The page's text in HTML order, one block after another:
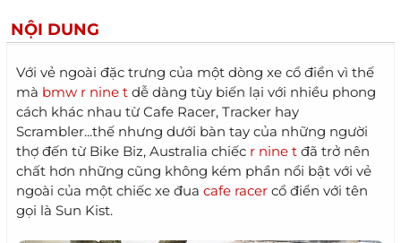
NỘI DUNG
Với vẻ ngoài đặc trưng của một dòng xe cổ điển vì thế
mà bmw r nine t dễ dàng tùy biến lại với nhiều phong
cách khác nhau từ Cafe Racer, Tracker hay
Scrambler...thế nhưng dưới bàn tay của những người
thợ đến từ Bike Biz, Australia chiếc r nine t đã trở nên
chất hơn những cũng không kém phần nổi bật với vẻ
ngoài của một chiếc xe đua cafe racer cổ điển với tên
gọi là Sun Kist.